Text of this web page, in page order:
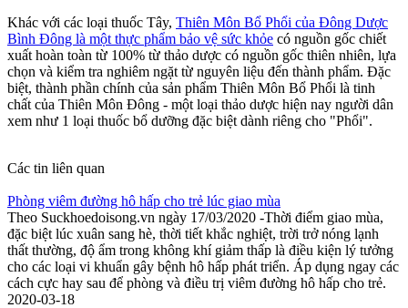
Khác với các loại thuốc Tây, Thiên Môn Bổ Phổi của Đông Dược
Bình Đông là một thực phẩm bảo vệ sức khỏe có nguồn gốc chiết
xuất hoàn toàn từ 100% từ thảo dược có nguồn gốc thiên nhiên, lựa
chọn và kiểm tra nghiêm ngặt từ nguyên liệu đến thành phẩm. Đặc
biệt, thành phần chính của sản phẩm Thiên Môn Bổ Phổi là tinh
chất của Thiên Môn Đông - một loại thảo dược hiện nay người dân
xem như 1 loại thuốc bổ dưỡng đặc biệt dành riêng cho "Phổi".
Các tin liên quan
Phòng viêm đường hô hấp cho trẻ lúc giao mùa
Theo Suckhoedoisong.vn ngày 17/03/2020 -Thời điểm giao mùa,
đặc biệt lúc xuân sang hè, thời tiết khắc nghiệt, trời trở nóng lạnh
thất thường, độ ẩm trong không khí giảm thấp là điều kiện lý tưởng
cho các loại vi khuẩn gây bệnh hô hấp phát triển. Áp dụng ngay các
cách cực hay sau để phòng và điều trị viêm đường hô hấp cho trẻ.
2020-03-18